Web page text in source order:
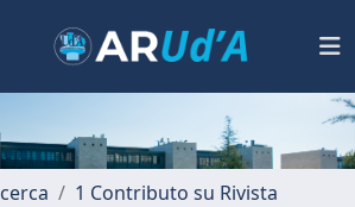
1 Contributo su Rivista